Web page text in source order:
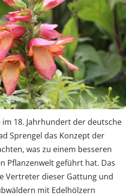
18. Jahrhundert der deutsche
Sprengel das Konzept der
was zu einem besseren
Pflanzenwelt geführt hat. Das
Vertreter dieser Gattung und
mit Edelhölzern